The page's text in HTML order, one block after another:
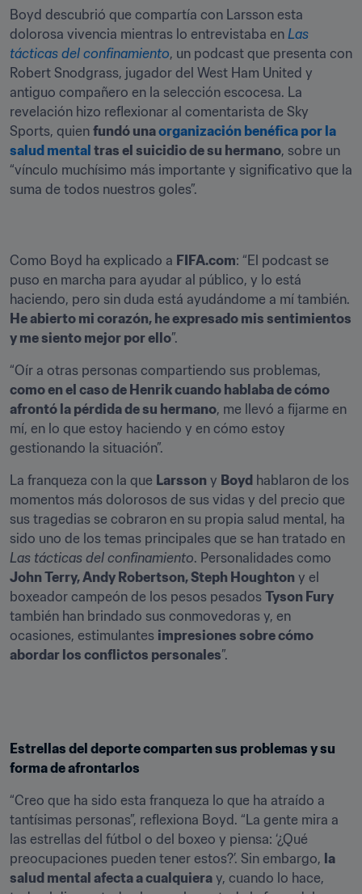
Boyd descubrió que compartía con Larsson esta
dolorosa vivencia mientras lo entrevistaba en Las
tácticas del confinamiento, un podcast que presenta con
Robert Snodgrass, jugador del West Ham United y
antiguo compañero en la selección escocesa. La
revelación hizo reflexionar al comentarista de Sky
Sports, quien fundó una organización benéfica por la
salud mental tras el suicidio de su hermano, sobre un
“vínculo muchísimo más importante y significativo que la
suma de todos nuestros goles”.
Como Boyd ha explicado a FIFA.com: “El podcast se
puso en marcha para ayudar al público, y lo está
He abierto mi corazón, he expresado mis sentimientos
y me siento mejor por ello”.
como en el caso de Henrik cuando hablaba de cómo
afrontó la pérdida de su hermano, me llevó a fijarme en
mí, en lo que estoy haciendo y en cómo estoy
gestionando la situación”.
La franqueza con la que Larsson y Boyd hablaron de los
momentos más dolorosos de sus vidas y del precio que
sus tragedias se cobraron en su propia salud mental, ha
Las tácticas del confinamiento
John Terry, Andy Robertson, Steph Houghton y el
boxeador campeón de los pesos pesados Tyson Fury
también han brindado sus conmovedoras y, en
ocasiones, estimulantes impresiones sobre cómo
abordar los conflictos personales”.
Estrellas del deporte comparten sus problemas y su
forma de afrontarlos
“Creo que ha sido esta franqueza lo que ha atraído a
tantísimas personas”, reflexiona Boyd. “La gente mira a
las estrellas del fútbol o del boxeo y piensa: ‘¿Qué
preocupaciones pueden tener estos?’. Sin embargo, la
salud mental afecta a cualquiera y, cuando lo hace,